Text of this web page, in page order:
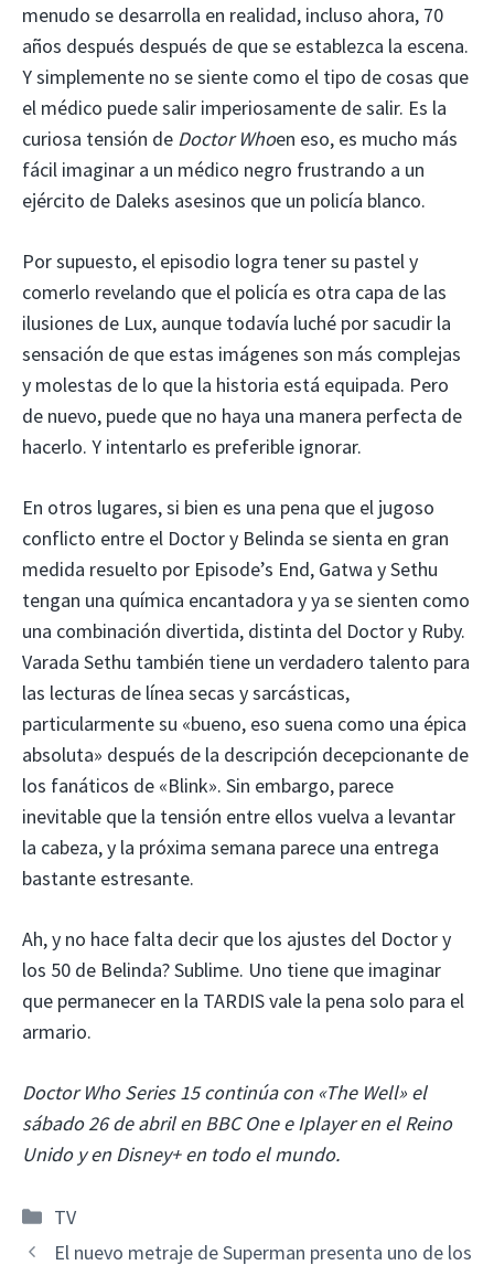
menudo se desarrolla en realidad, incluso ahora, 70
años después después de que se establezca la escena.
Y simplemente no se siente como el tipo de cosas que
el médico puede salir imperiosamente de salir. Es la
curiosa tensión de Doctor Whoen eso, es mucho más
fácil imaginar a un médico negro frustrando a un
ejército de Daleks asesinos que un policía blanco.
Por supuesto, el episodio logra tener su pastel y
comerlo revelando que el policía es otra capa de las
ilusiones de Lux, aunque todavía luché por sacudir la
sensación de que estas imágenes son más complejas
y molestas de lo que la historia está equipada. Pero
de nuevo, puede que no haya una manera perfecta de
hacerlo. Y intentarlo es preferible ignorar.
En otros lugares, si bien es una pena que el jugoso
conflicto entre el Doctor y Belinda se sienta en gran
medida resuelto por Episode’s End, Gatwa y Sethu
tengan una química encantadora y ya se sienten como
una combinación divertida, distinta del Doctor y Ruby.
Varada Sethu también tiene un verdadero talento para
las lecturas de línea secas y sarcásticas,
particularmente su «bueno, eso suena como una épica
absoluta» después de la descripción decepcionante de
los fanáticos de «Blink». Sin embargo, parece
inevitable que la tensión entre ellos vuelva a levantar
la cabeza, y la próxima semana parece una entrega
bastante estresante.
Ah, y no hace falta decir que los ajustes del Doctor y
los 50 de Belinda? Sublime. Uno tiene que imaginar
que permanecer en la TARDIS vale la pena solo para el
armario.
Doctor Who Series 15 continúa con «The Well» el
sábado 26 de abril en BBC One e Iplayer en el Reino
Unido y en Disney+ en todo el mundo.
Categorías
TV
El nuevo metraje de Superman presenta uno de los